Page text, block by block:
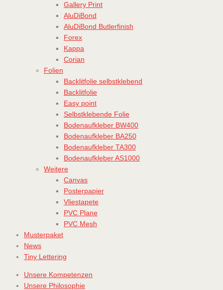
Gallery Print
AluDiBond
AluDiBond Butlerfinish
Forex
Kappa
Corian
Folien
Backlitfolie selbstklebend
Backlitfolie
Easy point
Selbstklebende Folie
Bodenaufkleber BW400
Bodenaufkleber BA250
Bodenaufkleber TA300
Bodenaufkleber AS1000
Weitere
Canvas
Posterpapier
Vliestapete
PVC Plane
PVC Mesh
Musterpaket
News
Tiny Lettering
Unsere Kompetenzen
Unsere Philosophie